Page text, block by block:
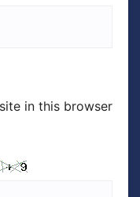
in this browser